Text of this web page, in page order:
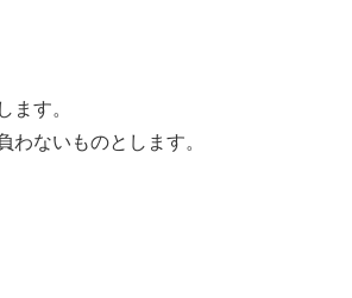
ます。
ないものとします。